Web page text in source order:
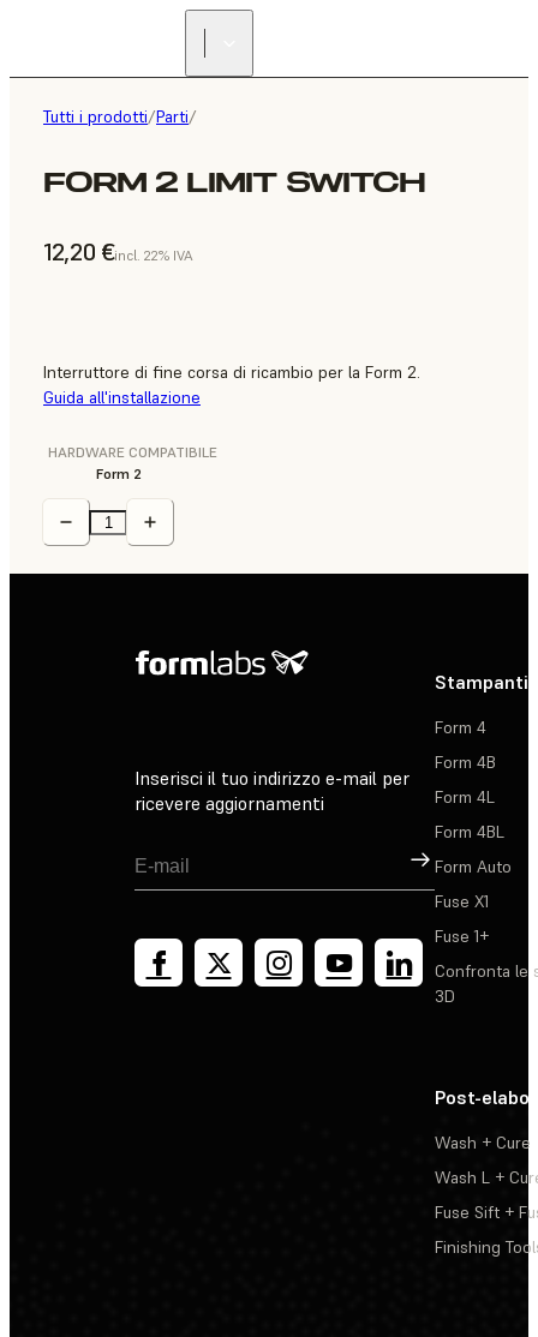
Tutti i prodotti/Parti/
FORM 2 LIMIT SWITCH
12,20 €incl. 22% IVA
Interruttore di fine corsa di ricambio per la Form 2.
Guida all'installazione
HARDWARE COMPATIBILE
Form 2
Inserisci il tuo indirizzo e-mail per
ricevere aggiornamenti
Registrati
Stampanti
Form 4
Form 4B
Form 4L
Form 4BL
Form Auto
Fuse X1
Fuse 1+
Confronta le
3D
Post-
Wash + Cure
Wash L +
Fuse Sift +
Finishing